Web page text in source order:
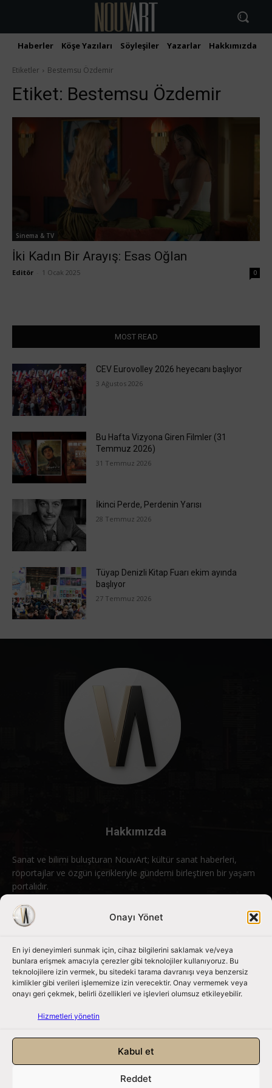
Onayı Yönet
En iyi deneyimleri sunmak için, cihaz bilgilerini saklamak ve/veya
bunlara erişmek amacıyla çerezler gibi teknolojiler kullanıyoruz. Bu
teknolojilere izin vermek, bu sitedeki tarama davranışı veya benzersiz
kimlikler gibi verileri işlememize izin verecektir. Onay vermemek veya
onayı geri çekmek, belirli özellikleri ve işlevleri olumsuz etkileyebilir.
Hizmetleri yönetin
Kabul et
Reddet
Haberler Köşe Yazıları Söyleşiler Yazarlar Hakkımızda
Etiketler Bestemsu Özdemir
Etiket: Bestemsu Özdemir
Sinema & TV
İki Kadın Bir Arayış: Esas Oğlan
Editör 1 Ocak 2025 0
MOST READ
CEV Eurovolley 2026 heyecanı başlıyor
3 Ağustos 2026
Bu Hafta Vizyona Giren Filmler (31
Temmuz 2026)
31 Temmuz 2026
İkinci Perde, Perdenin Yarısı
28 Temmuz 2026
Tüyap Denizli Kitap Fuarı ekim ayında
başlıyor
27 Temmuz 2026
Hakkımızda
Sanat ve bilimi buluşturan NouvArt; kültür sanat haberleri,
röportajlar ve özgün içerikleriyle gündemi birleştiren bir yaşam
portalıdır.
Bizimle iletişime geçin: info@nouvart.net
Bizi Takip Edin